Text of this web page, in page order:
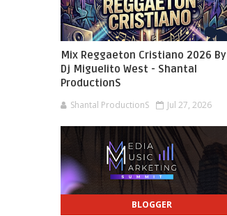
Mix Reggaeton Cristiano 2026 By
Dj Miguelito West - Shantal
ProductionS
Shantal ProductionS Jul 27, 2026
BLOGGER